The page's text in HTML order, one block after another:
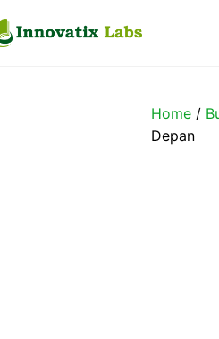
Home /
Depan